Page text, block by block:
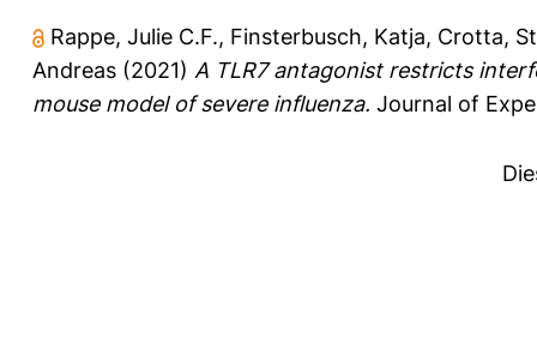
Rappe, Julie C.F., Finsterbusch, Katja, Crotta,
Andreas (2021) A TLR7 antagonist restricts
mouse model of severe influenza. Journal of